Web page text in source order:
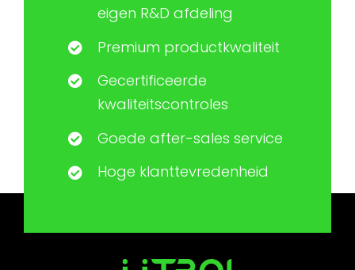
eigen R&D afdeling
Premium productkwaliteit
Gecertificeerde
kwaliteitscontroles
Goede after-sales service
Hoge klanttevredenheid